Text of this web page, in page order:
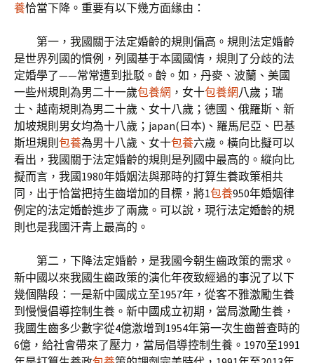
養恰當下降。重要有以下幾方面緣由：
第一，我國關于法定婚齡的規則偏高。規則法定婚齡
是世界列國的慣例，列國基于本國國情，規則了分歧的法
定婚學了——常常遭到批駁。齡。如，丹麥、波蘭、美國
一些州規則為男二十一歲包養網 ，女十包養網八歲；瑞
士、越南規則為男二十歲、女十八歲；德國、俄羅斯、新
加坡規則男女均為十八歲；japan(日本)、羅馬尼亞、巴基
斯坦規則 包養為男十八歲、女十包養六歲。橫向比擬可以
看出，我國關于法定婚齡的規則是列國中最高的。縱向比
擬而言，我國1980年婚姻法與那時的打算生養政策相共
同，出于恰當把持生齒增加的目標，將1包養950年婚姻律
例定的法定婚齡進步了兩歲。可以說，現行法定婚齡的規
則也是我國汗青上最高的。
第二，下降法定婚齡，是我國今朝生齒政策的需求。
新中國以來我國生齒政策的演化年夜致經過的事況了以下
幾個階段：一是新中國成立至1957年，從客不雅激勵生養
到慢慢倡導控制生養。新中國成立初期，當局激勵生養，
我國生齒多少數字從4億激增到1954年第一次生齒普查時的
6億，給社會帶來了壓力，當局倡導控制生養。1970至1991